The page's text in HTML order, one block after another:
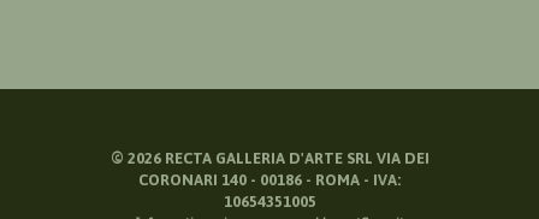
© 2026RECTA GALLERIA D'ARTE SRL VIA DEI
CORONARI 140 - 00186 - ROMA - IVA:
10654351005